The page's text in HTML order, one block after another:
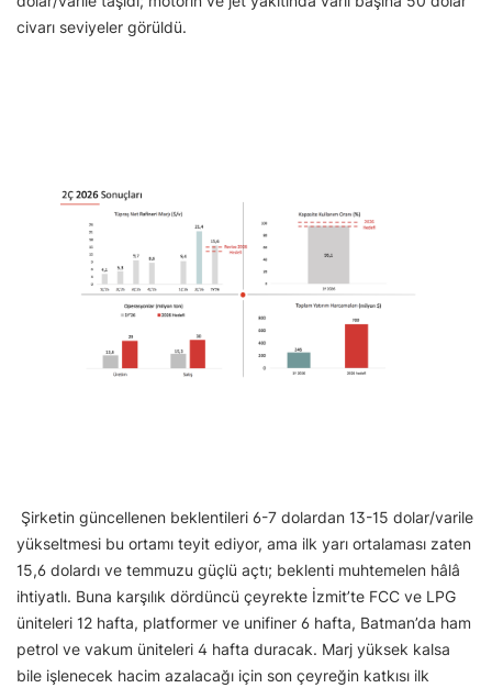
civarı seviyeler görüldü.
Şirketin güncellenen beklentileri 6-7 dolardan 13-15 dolar/varile
yükseltmesi bu ortamı teyit ediyor, ama ilk yarı ortalaması zaten
15,6 dolardı ve temmuzu güçlü açtı; beklenti muhtemelen hâlâ
ihtiyatlı. Buna karşılık dördüncü çeyrekte İzmit’te FCC ve LPG
üniteleri 12 hafta, platformer ve unifiner 6 hafta, Batman’da ham
petrol ve vakum üniteleri 4 hafta duracak. Marj yüksek kalsa
bile işlenecek hacim azalacağı için son çeyreğin katkısı ilk